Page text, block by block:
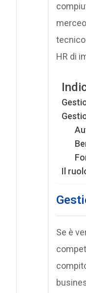
HR di
Il
Se è